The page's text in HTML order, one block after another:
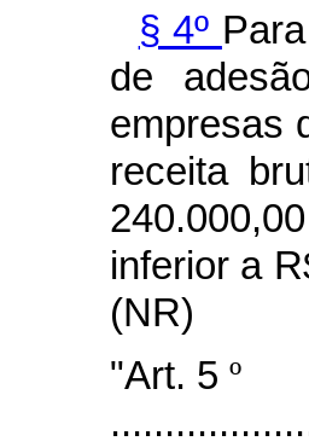
§ 4º
de
empresas
receita
inferior a
(NR)
"Art. 5 º